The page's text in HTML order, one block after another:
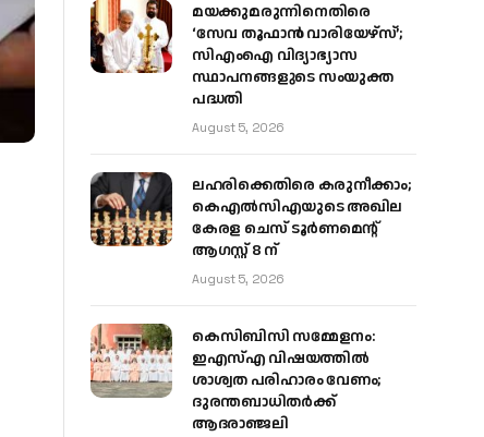
മയക്കുമരുന്നിനെതിരെ
‘സേവ തൂഫാൻ വാരിയേഴ്‌സ്’;
സിഎംഐ വിദ്യാഭ്യാസ
സ്ഥാപനങ്ങളുടെ സംയുക്ത
പദ്ധതി
August 5, 2026
ലഹരിക്കെതിരെ കരുനീക്കാം;
കെഎൽസിഎയുടെ അഖില
കേരള ചെസ് ടൂർണമെന്റ്
ആഗസ്റ്റ് 8 ന്
August 5, 2026
കെസിബിസി സമ്മേളനം:
ഇഎസ്എ വിഷയത്തിൽ
ശാശ്വത പരിഹാരം വേണം;
ദുരന്തബാധിതർക്ക്
ആദരാഞ്ജലി